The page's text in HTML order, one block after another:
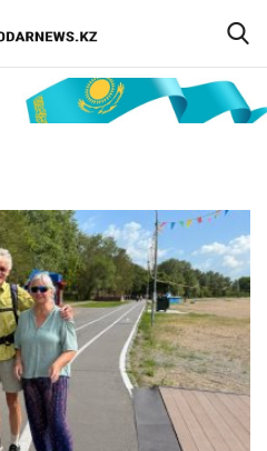
Тіркелу